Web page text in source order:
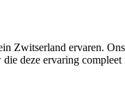
ervaren.
deze ervaring compleet